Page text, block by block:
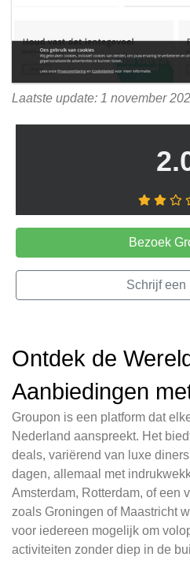
Laatste update: 1 november
Bezoek
Schrijf een
Ontdek de
Aanbiedingen
Groupon is een platform dat
Nederland aanspreekt. Het
deals, variërend van luxe
dagen, allemaal met
Amsterdam, Rotterdam, of een
zoals Groningen of Maastricht
voor iedereen mogelijk om
activiteiten zonder diep in de